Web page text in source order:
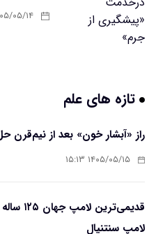
۱۴۰۵/۰۵/۱۴
تازه های علم
راز «آبشار خون» بعد از نیم‌قرن
۱۴۰۵/۰۵/۱۵ ۱۵:۱۳
لامپ سنتنیال